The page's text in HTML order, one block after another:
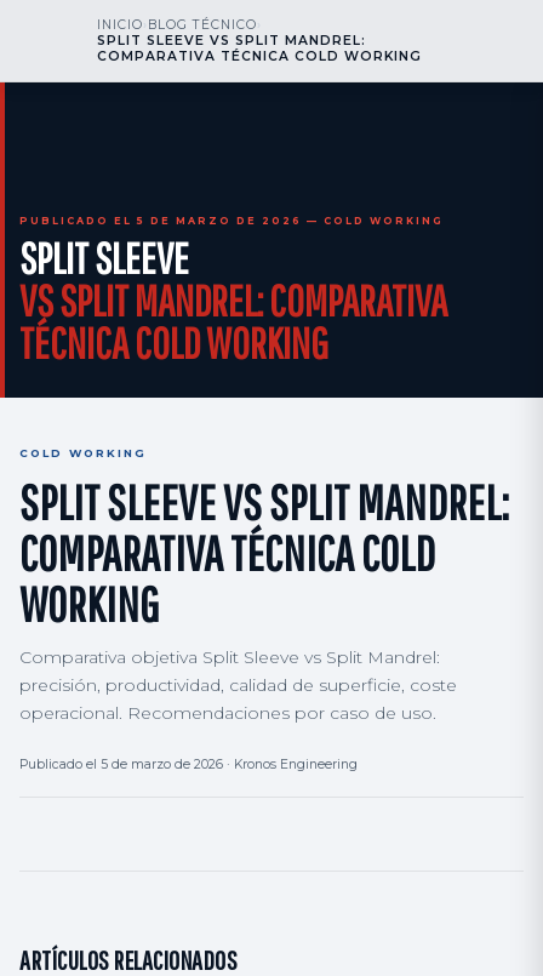
nos
engineering
LLÁMENOS AOG 24/7
PUBLICADO EL 5 DE MARZO DE 2026 — COLD WORKING
SPLIT SLEEVE
VS SPLIT MANDREL: COMPARATIVA
TÉCNICA COLD WORKING
INICIO BLOG TÉCNICO
SPLIT SLEEVE VS SPLIT MANDREL:
COMPARATIVA TÉCNICA COLD WORKING
COLD WORKING
SPLIT SLEEVE VS SPLIT MANDREL:
COMPARATIVA TÉCNICA COLD
WORKING
Comparativa objetiva Split Sleeve vs Split Mandrel:
precisión, productividad, calidad de superficie, coste
operacional. Recomendaciones por caso de uso.
Publicado el 5 de marzo de 2026 · Kronos Engineering
ARTÍCULOS RELACIONADOS